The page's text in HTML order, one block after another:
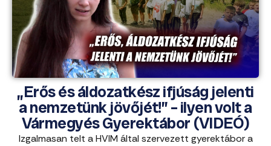
„Erős és áldozatkész ifjúság jelenti
a nemzetünk jövőjét!” – ilyen volt a
Vármegyés Gyerektábor (VIDEÓ)
Izgalmasan telt a HVIM által szervezett gyerektábor a